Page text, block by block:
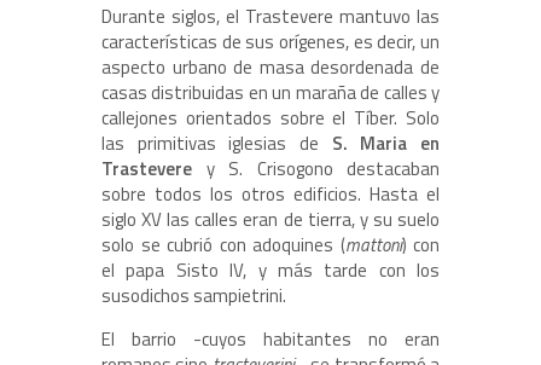
Durante siglos, el Trastevere mantuvo las
características de sus orígenes, es decir, un
aspecto urbano de masa desordenada de
casas distribuidas en un maraña de calles y
callejones orientados sobre el Tíber. Solo
las primitivas iglesias de S. Maria en
Trastevere y S. Crisogono destacaban
sobre todos los otros edificios. Hasta el
siglo XV las calles eran de tierra, y su suelo
solo se cubrió con adoquines (mattoni) con
el papa Sisto IV, y más tarde con los
susodichos sampietrini.
El barrio -cuyos habitantes no eran